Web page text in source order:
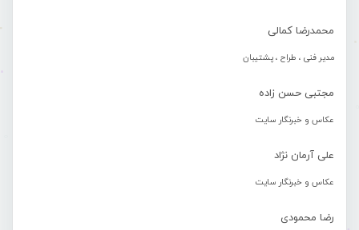
محمدرضا کمالی
مدیر فنی ، طراح ، پشتیبان
مجتبی حسن زاده
عکاس و خبرنگار سایت
علی آرمان نژاد
عکاس و خبرنگار سایت
رضا محمودی